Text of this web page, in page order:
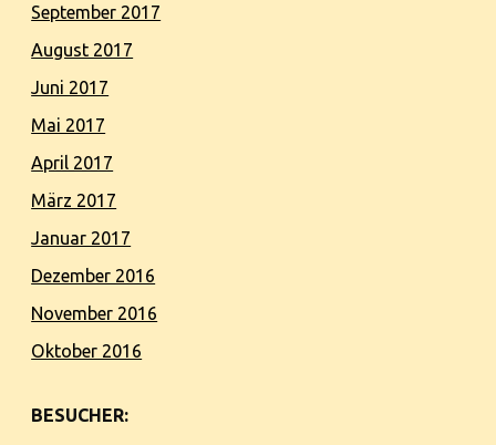
September 2017
August 2017
Juni 2017
Mai 2017
April 2017
März 2017
Januar 2017
Dezember 2016
November 2016
Oktober 2016
BESUCHER: